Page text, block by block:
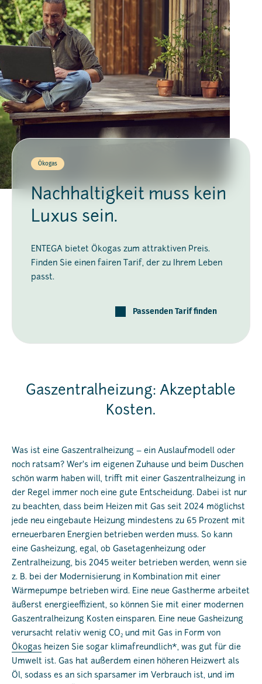
Ökogas
Nachhaltigkeit muss kein
Luxus sein.
ENTEGA bietet Ökogas zum attraktiven Preis.
Finden Sie einen fairen Tarif, der zu Ihrem Leben
passt.
Passenden Tarif finden
Gaszentralheizung: Akzeptable
Kosten.
Was ist eine Gaszentralheizung – ein Auslaufmodell oder
noch ratsam? Wer’s im eigenen Zuhause und beim Duschen
schön warm haben will, trifft mit einer Gaszentralheizung in
der Regel immer noch eine gute Entscheidung. Dabei ist nur
zu beachten, dass beim Heizen mit Gas seit 2024 möglichst
jede neu eingebaute Heizung mindestens zu 65 Prozent mit
erneuerbaren Energien betrieben werden muss. So kann
eine Gasheizung, egal, ob Gasetagenheizung oder
Zentralheizung, bis 2045 weiter betrieben werden, wenn sie
z. B. bei der Modernisierung in Kombination mit einer
Wärmepumpe betrieben wird. Eine neue Gastherme arbeitet
äußerst energieeffizient, so können Sie mit einer modernen
Gaszentralheizung Kosten einsparen. Eine neue Gasheizung
verursacht relativ wenig CO2
und mit Gas in Form von
Ökogas heizen Sie sogar klimafreundlich*, was gut für die
Umwelt ist. Gas hat außerdem einen höheren Heizwert als
Öl, sodass es an sich sparsamer im Verbrauch ist, und im